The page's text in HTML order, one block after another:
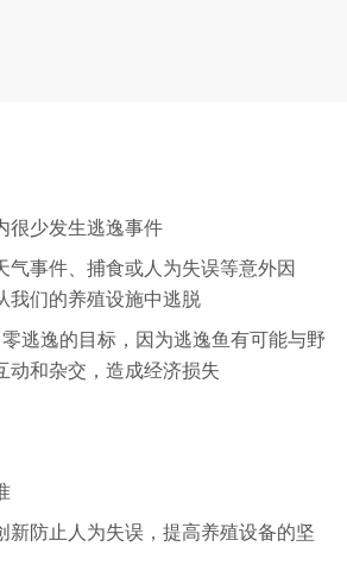
很少发生逃逸事件
气事件、捕食或人为失误等意外因
我们的养殖设施中逃脱
逃逸的目标，因为逃逸鱼有可能与野
动和杂交，造成经济损失
新防止人为失误，提高养殖设备的坚